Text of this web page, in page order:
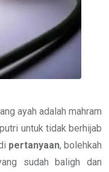
ayah adalah mahram
untuk tidak berhijab
pertanyaan, bolehkah
sudah baligh dan